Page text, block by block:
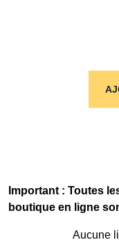
Important : Toutes
boutique en ligne
Aucune